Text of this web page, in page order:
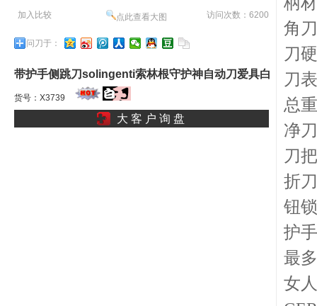
加入比较 点此查看大图 访问次数：6200
问刀于：
带护手侧跳刀solingenti索林根守护神自动刀爱具白
鹿角柄黑夜黑德鱽
货号：X3739
大 客 户 询 盘
角
刀
刀
总
净
刀
折
钮
护
最
女